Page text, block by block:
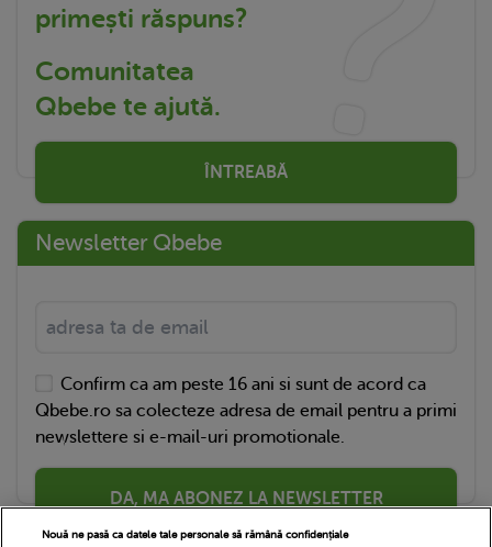
primești răspuns?
Comunitatea
Qbebe te ajută.
ÎNTREABĂ
Newsletter Qbebe
Confirm ca am peste 16 ani si sunt de acord ca
Qbebe.ro sa colecteze adresa de email pentru a primi
newslettere si e-mail-uri promotionale.
DA, MA ABONEZ LA NEWSLETTER
Nouă ne pasă ca datele tale personale să rămână confidențiale